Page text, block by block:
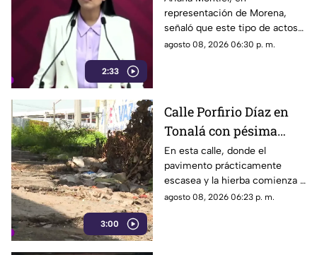
2:33
parece faltar en casa
representación de Morena,
señaló que este tipo de actos y
el gasto de recursos
austeridad establecidos por el
partido.
agosto 08, 2026 06:30 p. m.
3:00
Calle Porfirio Díaz en
Tonalá con pésima
vialidad y basura por
todas partes
En esta calle, donde el
pavimento prácticamente
escasea y la hierba comienza a
ganar terreno, los vecinos
agosto 08, 2026 06:23 p. m.